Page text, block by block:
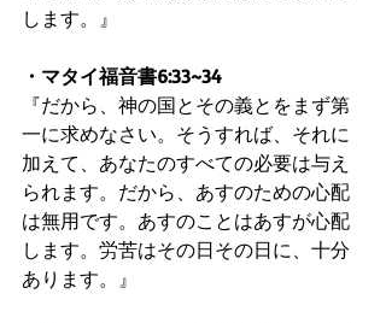
します。』
・マタイ福音書6:33~34
『だから、神の国とその義とをまず第
一に求めなさい。そうすれば、それに
加えて、あなたのすべての必要は与え
られます。だから、あすのための心配
は無用です。あすのことはあすが心配
します。労苦はその日その日に、十分
あります。』